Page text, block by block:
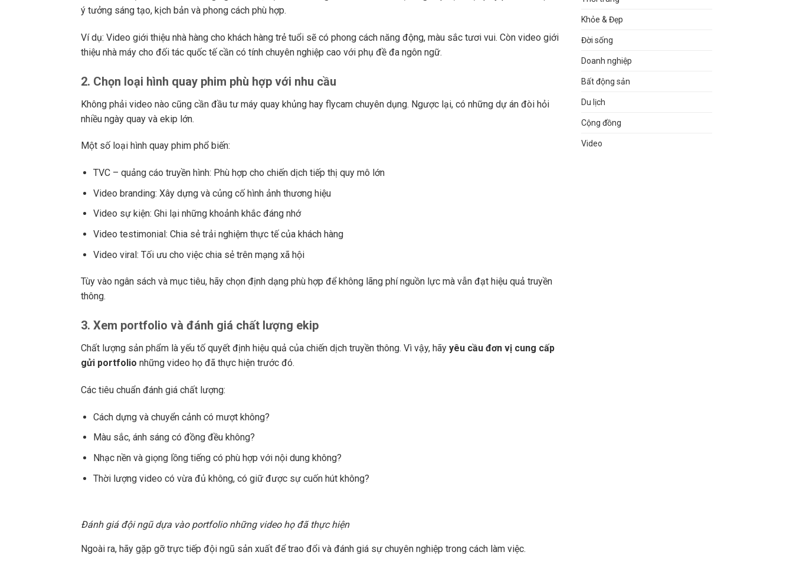
ý tưởng sáng tạo, kịch bản và phong cách phù hợp.
Ví dụ: Video giới thiệu nhà hàng cho khách hàng trẻ tuổi sẽ có phong cách năng động, màu sắc tươi vui. Còn video giới
thiệu nhà máy cho đối tác quốc tế cần có tính chuyên nghiệp cao với phụ đề đa ngôn ngữ.
2. Chọn loại hình quay phim phù hợp với nhu cầu
Không phải video nào cũng cần đầu tư máy quay khủng hay flycam chuyên dụng. Ngược lại, có những dự án đòi hỏi
nhiều ngày quay và ekip lớn.
Một số loại hình quay phim phổ biến:
TVC – quảng cáo truyền hình: Phù hợp cho chiến dịch tiếp thị quy mô lớn
Video branding: Xây dựng và củng cố hình ảnh thương hiệu
Video sự kiện: Ghi lại những khoảnh khắc đáng nhớ
Video testimonial: Chia sẻ trải nghiệm thực tế của khách hàng
Video viral: Tối ưu cho việc chia sẻ trên mạng xã hội
Tùy vào ngân sách và mục tiêu, hãy chọn định dạng phù hợp để không lãng phí nguồn lực mà vẫn đạt hiệu quả truyền
thông.
3. Xem portfolio và đánh giá chất lượng ekip
Chất lượng sản phẩm là yếu tố quyết định hiệu quả của chiến dịch truyền thông. Vì vậy, hãy yêu cầu đơn vị cung cấp
gửi portfolio những video họ đã thực hiện trước đó.
Các tiêu chuẩn đánh giá chất lượng:
Cách dựng và chuyển cảnh có mượt không?
Màu sắc, ánh sáng có đồng đều không?
Nhạc nền và giọng lồng tiếng có phù hợp với nội dung không?
Thời lượng video có vừa đủ không, có giữ được sự cuốn hút không?
Đánh giá đội ngũ dựa vào portfolio những video họ đã thực hiện
Ngoài ra, hãy gặp gỡ trực tiếp đội ngũ sản xuất để trao đổi và đánh giá sự chuyên nghiệp trong cách làm việc.
Khỏe & Đẹp
Đời sống
Doanh nghiệp
Bất động sản
Du lịch
Cộng đồng
Video